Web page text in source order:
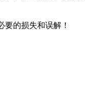
的损失和误解！